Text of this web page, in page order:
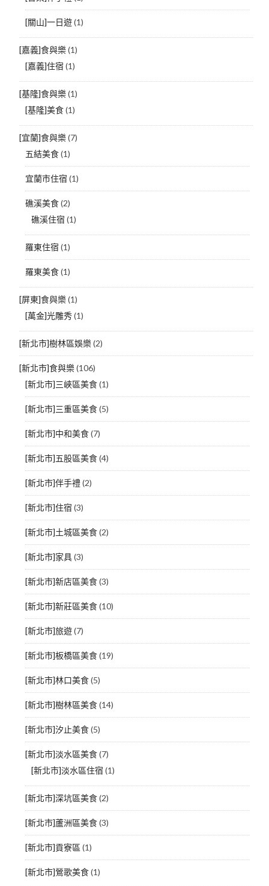
[關山]一日遊(1)
[嘉義]食與樂(1)
[嘉義]住宿 (1)
[基隆]食與樂(1)
[基隆]美食(1)
[宜蘭]食與樂(7)
五結美食(1)
宜蘭市住宿 (1)
礁溪美食(2)
礁溪住宿 (1)
羅東住宿 (1)
羅東美食(1)
[屏東]食與樂(1)
[萬金]光雕秀(1)
[新北市]樹林區娛樂(2)
[新北市]食與樂(106)
[新北市]三峽區美食(1)
[新北市]三重區美食(5)
[新北市]中和美食(7)
[新北市]五股區美食(4)
[新北市]伴手禮(2)
[新北市]住宿 (3)
[新北市]土城區美食(2)
[新北市]家具(3)
[新北市]新店區美食(3)
[新北市]新莊區美食(10)
[新北市]旅遊(7)
[新北市]板橋區美食(19)
[新北市]林口美食(5)
[新北市]樹林區美食(14)
[新北市]汐止美食(5)
[新北市]淡水區美食(7)
[新北市]淡水區住宿 (1)
[新北市]深坑區美食(2)
[新北市]蘆洲區美食(3)
[新北市]貢寮區 (1)
[新北市]鶯歌美食(1)